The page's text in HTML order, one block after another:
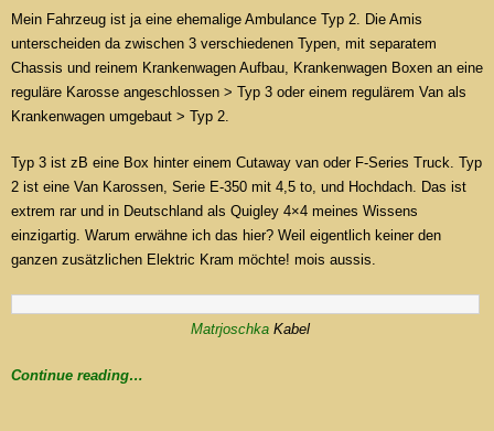
Mein Fahrzeug ist ja eine ehemalige Ambulance Typ 2. Die Amis
unterscheiden da zwischen 3 verschiedenen Typen, mit separatem
Chassis und reinem Krankenwagen Aufbau, Krankenwagen Boxen an eine
reguläre Karosse angeschlossen > Typ 3 oder einem regulärem Van als
Krankenwagen umgebaut > Typ 2.
Typ 3 ist zB eine Box hinter einem Cutaway van oder F-Series Truck. Typ
2 ist eine Van Karossen, Serie E-350 mit 4,5 to, und Hochdach. Das ist
extrem rar und in Deutschland als Quigley 4×4 meines Wissens
einzigartig. Warum erwähne ich das hier? Weil eigentlich keiner den
ganzen zusätzlichen Elektric Kram möchte! mois aussis.
Matrjoschka Kabel
Continue reading…